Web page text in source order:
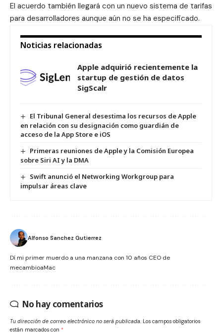
El acuerdo también llegará con un nuevo sistema de tarifas
para desarrolladores aunque aún no se ha especificado.
Noticias relacionadas
Apple adquirió recientemente la
startup de gestión de datos
SigScalr
El Tribunal General desestima los recursos de Apple
en relación con su designación como guardián de
acceso de la App Store e iOS
Primeras reuniones de Apple y la Comisión Europea
sobre Siri AI y la DMA
Swift anunció el Networking Workgroup para
impulsar áreas clave
Alfonso Sanchez Gutierrez
Dí mi primer muerdo a una manzana con 10 años CEO de
mecambioaMac
No hay comentarios
Tu dirección de correo electrónico no será publicada. Los campos obligatorios
están marcados con *